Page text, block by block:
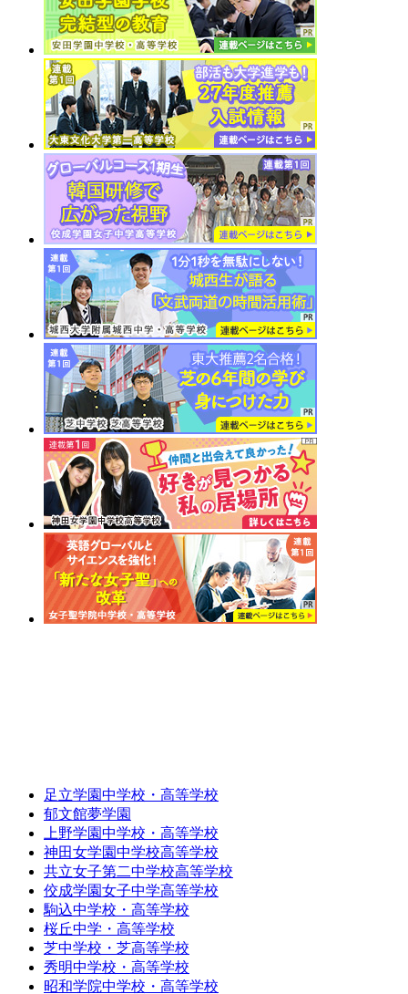
足立学園中学校・高等学校
郁文館夢学園
上野学園中学校・高等学校
神田女学園中学校高等学校
共立女子第二中学校高等学校
佼成学園女子中学高等学校
駒込中学校・高等学校
桜丘中学・高等学校
芝中学校・芝高等学校
秀明中学校・高等学校
昭和学院中学校・高等学校